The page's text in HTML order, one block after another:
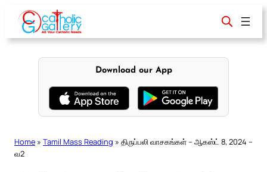
content
Download our App
Home » Tamil Mass Reading » திருப்பலி வாசகங்கள் – ஆகஸ்ட் 8, 2024 –
வ2